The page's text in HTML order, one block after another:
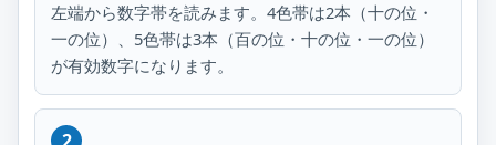
左端から数字帯を読みます。4色帯は2本（十の位・
一の位）、5色帯は3本（百の位・十の位・一の位）
が有効数字になります。